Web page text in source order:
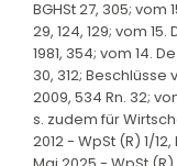
BGHSt 27, 305; vom
29, 124, 129; vom
1981, 354; vom 14.
30, 312; Beschlüsse
2009, 534 Rn. 32;
s. zudem für
2012 - WpSt (R) 1/